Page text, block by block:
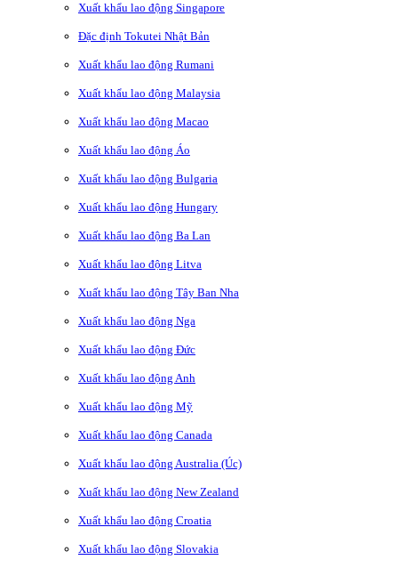
Xuất khẩu lao động Singapore
Đặc định Tokutei Nhật Bản
Xuất khẩu lao động Rumani
Xuất khẩu lao động Malaysia
Xuất khẩu lao động Macao
Xuất khẩu lao động Áo
Xuất khẩu lao động Bulgaria
Xuất khẩu lao động Hungary
Xuất khẩu lao động Ba Lan
Xuất khẩu lao động Litva
Xuất khẩu lao động Tây Ban Nha
Xuất khẩu lao động Nga
Xuất khẩu lao động Đức
Xuất khẩu lao động Anh
Xuất khẩu lao động Mỹ
Xuất khẩu lao động Canada
Xuất khẩu lao động Australia (Úc)
Xuất khẩu lao động New Zealand
Xuất khẩu lao động Croatia
Xuất khẩu lao động Slovakia